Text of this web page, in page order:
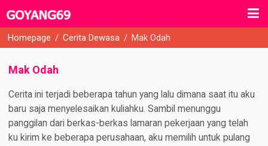
Homepage / Cerita Dewasa / Mak Odah
Mak Odah
Cerita ini terjadi beberapa tahun yang lalu dimana saat itu aku
baru saja menyelesaikan kuliahku. Sambil menunggu
panggilan dari berkas-berkas lamaran pekerjaan yang telah
ku kirim ke beberapa perusahaan, aku memilih untuk pulang